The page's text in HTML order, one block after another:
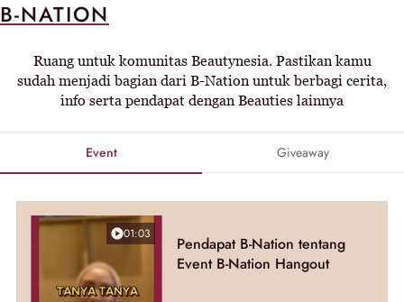
B-NATION
Ruang untuk komunitas Beautynesia. Pastikan kamu
sudah menjadi bagian dari B-Nation untuk berbagi cerita,
info serta pendapat dengan Beauties lainnya
Event Giveaway
01:03
Pendapat B-Nation tentang
Event B-Nation Hangout